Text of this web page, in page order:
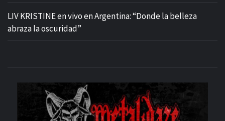
LIV KRISTINE en vivo en Argentina: “Donde la belleza
abraza la oscuridad”